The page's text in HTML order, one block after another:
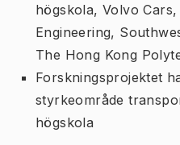
högskola, Volvo
Engineering,
The Hong Kong
Forskningsprojektet
styrkeområde
högskola